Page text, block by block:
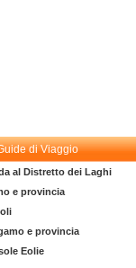
di Viaggio
al Distretto dei Laghi
e provincia
e provincia
Eolie